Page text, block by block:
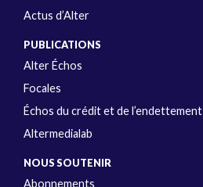
Actus d’Alter
PUBLICATIONS
Alter Échos
Focales
Échos du crédit et de l’endettement
Altermedialab
NOUS SOUTENIR
Abonnements